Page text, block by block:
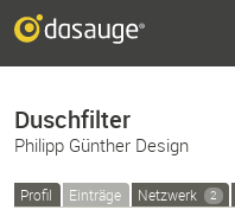
Duschfilter
Philipp Günther Design
Profil Einträge Netzwerk 2